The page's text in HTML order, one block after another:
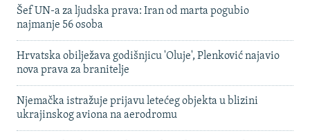
Šef UN-a za ljudska prava: Iran od marta pogubio
najmanje 56 osoba
Hrvatska obilježava godišnjicu 'Oluje', Plenković najavio
nova prava za branitelje
Njemačka istražuje prijavu letećeg objekta u blizini
ukrajinskog aviona na aerodromu